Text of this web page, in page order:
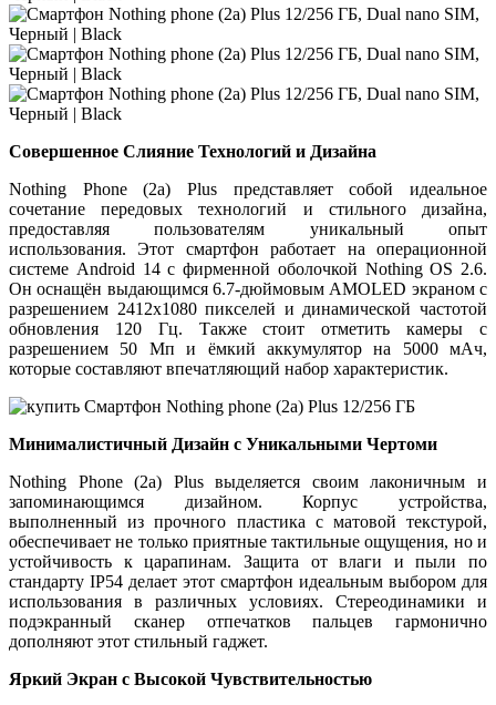
Совершенное Слияние Технологий и Дизайна
Nothing Phone (2a) Plus представляет собой идеальное
сочетание передовых технологий и стильного дизайна,
предоставляя пользователям уникальный опыт
использования. Этот смартфон работает на операционной
системе Android 14 с фирменной оболочкой Nothing OS 2.6.
Он оснащён выдающимся 6.7-дюймовым AMOLED экраном с
разрешением 2412x1080 пикселей и динамической частотой
обновления 120 Гц. Также стоит отметить камеры с
разрешением 50 Мп и ёмкий аккумулятор на 5000 мАч,
которые составляют впечатляющий набор характеристик.
Минималистичный Дизайн с Уникальными Чертоми
Nothing Phone (2a) Plus выделяется своим лаконичным и
запоминающимся дизайном. Корпус устройства,
выполненный из прочного пластика с матовой текстурой,
обеспечивает не только приятные тактильные ощущения, но и
устойчивость к царапинам. Защита от влаги и пыли по
стандарту IP54 делает этот смартфон идеальным выбором для
использования в различных условиях. Стереодинамики и
подэкранный сканер отпечатков пальцев гармонично
дополняют этот стильный гаджет.
Яркий Экран с Высокой Чувствительностью